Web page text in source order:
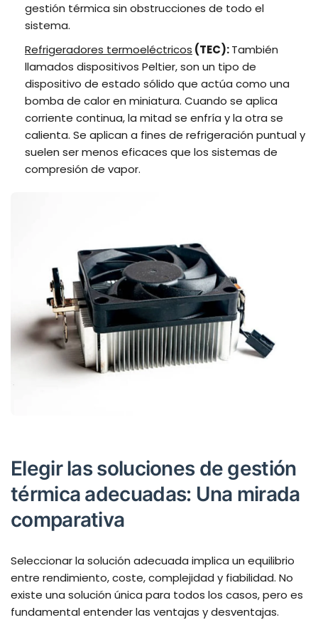
gestión térmica sin obstrucciones de todo el
sistema.
Refrigeradores termoeléctricos (TEC):También
llamados dispositivos Peltier, son un tipo de
dispositivo de estado sólido que actúa como una
bomba de calor en miniatura. Cuando se aplica
corriente continua, la mitad se enfría y la otra se
calienta. Se aplican a fines de refrigeración puntual y
suelen ser menos eficaces que los sistemas de
compresión de vapor.
Elegir las soluciones de gestión
térmica adecuadas: Una mirada
comparativa
Seleccionar la solución adecuada implica un equilibrio
entre rendimiento, coste, complejidad y fiabilidad. No
existe una solución única para todos los casos, pero es
fundamental entender las ventajas y desventajas.